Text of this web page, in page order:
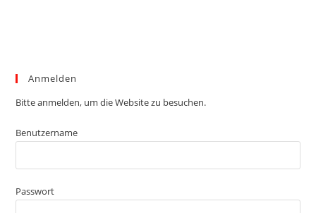
Anmelden
Bitte anmelden, um die Website zu besuchen.
Benutzername
Passwort